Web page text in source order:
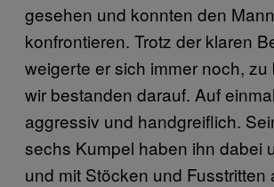
gesehen und konnten den
konfrontieren. Trotz der klaren
weigerte er sich immer noch,
wir bestanden darauf. Auf
aggressiv und handgreiflich.
sechs Kumpel haben ihn dabei
und mit Stöcken und Fusstritten